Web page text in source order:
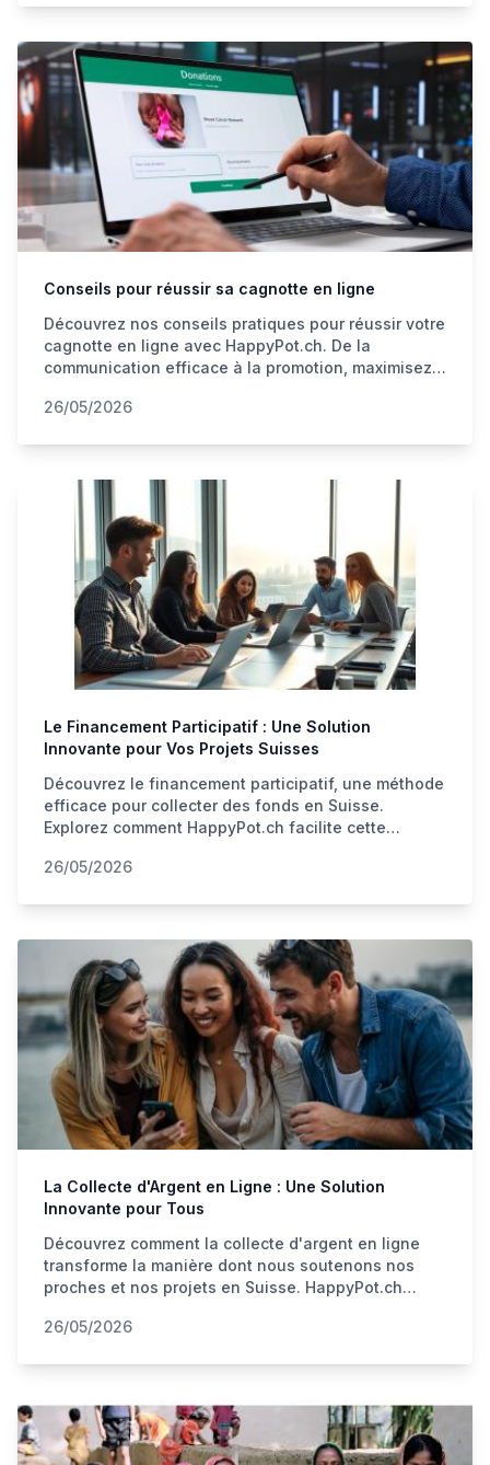
Conseils pour réussir sa cagnotte en ligne
Découvrez nos conseils pratiques pour réussir votre
cagnotte en ligne avec HappyPot.ch. De la
communication efficace à la promotion, maximisez
26/05/2026
Le Financement Participatif : Une Solution
Innovante pour Vos Projets Suisses
Découvrez le financement participatif, une méthode
efficace pour collecter des fonds en Suisse.
Explorez comment HappyPot.ch facilite cette
26/05/2026
La Collecte d'Argent en Ligne : Une Solution
Innovante pour Tous
Découvrez comment la collecte d'argent en ligne
transforme la manière dont nous soutenons nos
proches et nos projets en Suisse. HappyPot.ch
26/05/2026